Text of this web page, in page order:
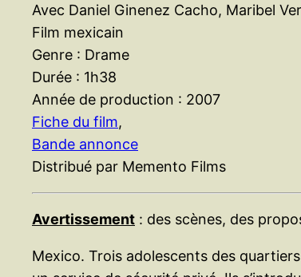
Avec Daniel Ginenez Cacho, Maribel
Film mexicain
Genre : Drame
Durée : 1h38
Année de production : 2007
Fiche du film,
Bande annonce
Distribué par Memento Films
Avertissement : des scènes, des
Mexico. Trois adolescents des